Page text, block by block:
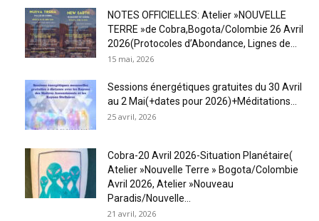
NOTES OFFICIELLES: Atelier »NOUVELLE
TERRE »de Cobra,Bogota/Colombie 26 Avril
2026(Protocoles d’Abondance, Lignes de...
15 mai, 2026
Sessions énergétiques gratuites du 30 Avril
au 2 Mai(+dates pour 2026)+Méditations...
25 avril, 2026
Cobra-20 Avril 2026-Situation Planétaire(
Atelier »Nouvelle Terre » Bogota/Colombie
Avril 2026, Atelier »Nouveau
Paradis/Nouvelle...
21 avril, 2026